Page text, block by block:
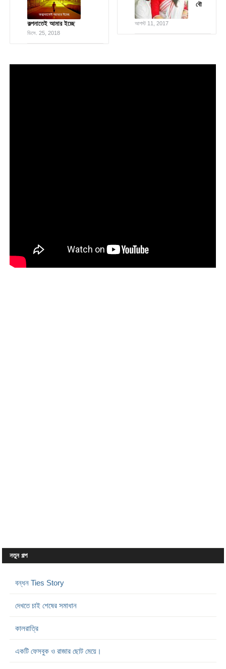
কল্পনাতেই আমার ইচ্ছে
ডিসে. 25, 2018
বৌ
আগস্ট 11, 2017
নতুন গল্প
বন্ধন Ties Story
দেখতে চাই শেষের সমাধান
কালরাত্রি
একটি ফেসবুক ও রাজার ছোট মেয়ে।